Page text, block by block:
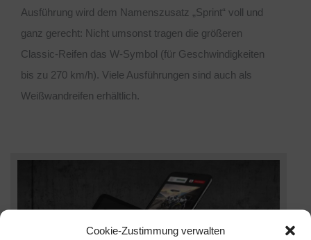
Cookie-Zustimmung verwalten
Ausführung wird dem Namenszusatz „Sprint“ voll und
ganz gerecht: Nicht umsonst tragen die größeren
Classic-Reifen das W-Symbol (für Geschwindigkeiten
bis zu 270 km/h). Viele Ausführungen sind auch als
Weißwandreifen erhältlich.